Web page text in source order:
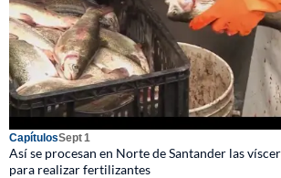
CapítulosSept 1
Así se procesan en Norte de Santander las
para realizar fertilizantes